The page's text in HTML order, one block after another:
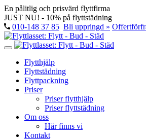
En pålitlig och prisvärd flyttfirma
JUST NU! - 10% på flyttstädning
010-148 37 85 Bli uppringd »
Flytthjälp
Flyttstädning
Flyttpackning
Priser
Priser flytthjälp
Priser flyttstädning
Om oss
Här finns vi
Kontakt